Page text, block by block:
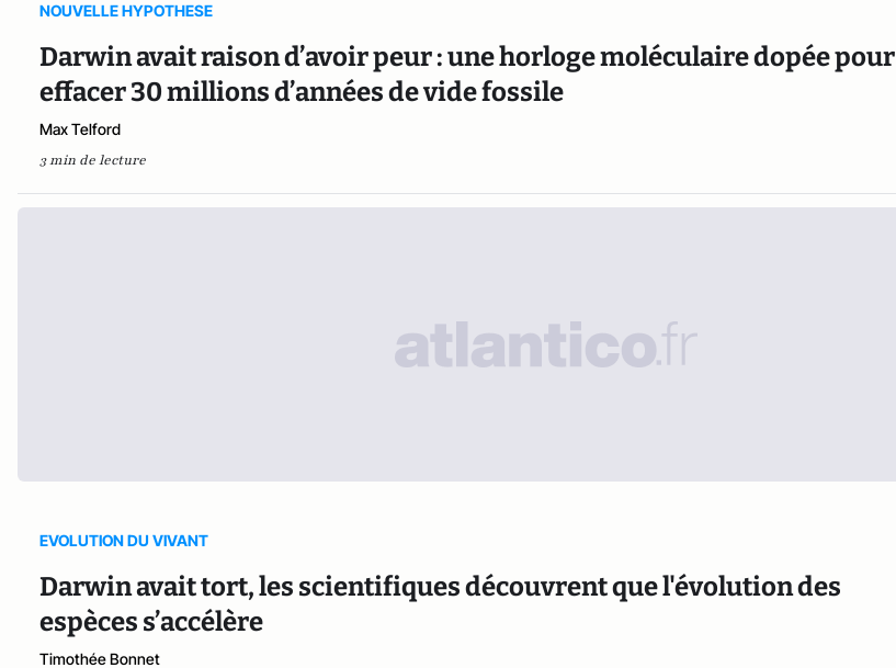
NOUVELLE HYPOTHESE
Darwin avait raison d’avoir peur : une horloge moléculaire dopée pour
effacer 30 millions d’années de vide fossile
Max Telford
3 min de lecture
EVOLUTION DU VIVANT
Darwin avait tort, les scientifiques découvrent que l'évolution des
espèces s’accélère
Timothée Bonnet